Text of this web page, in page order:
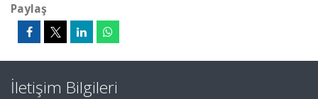
Paylaş
İletişim Bilgileri